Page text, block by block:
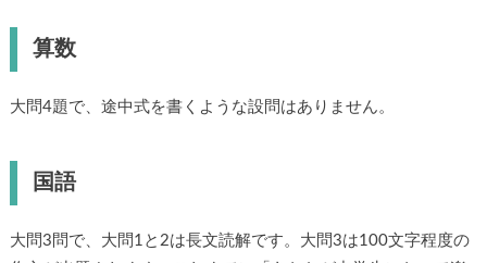
算数
大問4題で、途中式を書くような設問はありません。
国語